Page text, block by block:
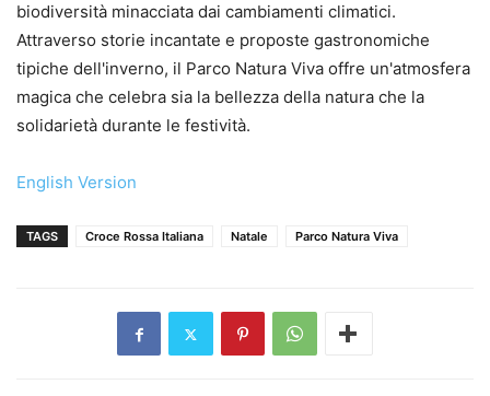
biodiversità minacciata dai cambiamenti climatici.
Attraverso storie incantate e proposte gastronomiche
tipiche dell'inverno, il Parco Natura Viva offre un'atmosfera
magica che celebra sia la bellezza della natura che la
solidarietà durante le festività.
English Version
TAGS Croce Rossa Italiana Natale Parco Natura Viva